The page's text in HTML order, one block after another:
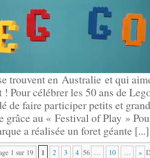
trouvent en Australie et qui
Pour célébrer les 50 ans de
de faire participer petits et
grâce au « Festival of Play »
a réalisée un foret géante [...]
1 sur 19 1 2 3 4 56 … 10 … »